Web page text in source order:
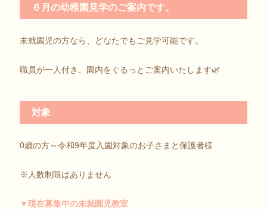
６月の幼稚園見学のご案内です。
未就園児の方なら、どなたでもご見学可能です。
職員が一人付き、園内をぐるっとご案内いたします🌿
対象
0歳の方～令和9年度入園対象のお子さまと保護者様
※人数制限はありません
▼現在募集中の未就園児教室